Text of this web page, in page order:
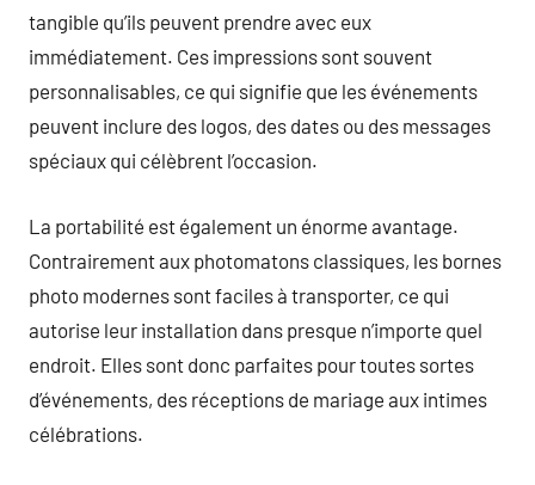
tangible qu’ils peuvent prendre avec eux
immédiatement. Ces impressions sont souvent
personnalisables, ce qui signifie que les événements
peuvent inclure des logos, des dates ou des messages
spéciaux qui célèbrent l’occasion.
La portabilité est également un énorme avantage.
Contrairement aux photomatons classiques, les bornes
photo modernes sont faciles à transporter, ce qui
autorise leur installation dans presque n’importe quel
endroit. Elles sont donc parfaites pour toutes sortes
d’événements, des réceptions de mariage aux intimes
célébrations.